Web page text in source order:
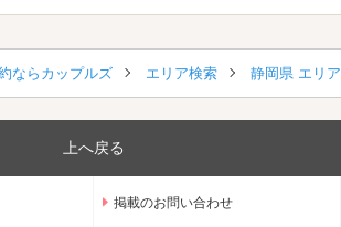
ならカップルズ エリア検索 静岡県 エリ
上へ戻る
掲載のお問い合わせ